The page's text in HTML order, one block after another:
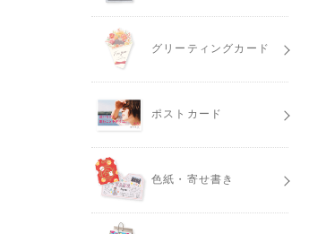
グリーティングカード
ポストカード
色紙・寄せ書き